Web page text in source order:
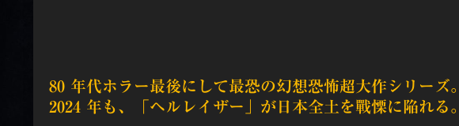
80 年代ホラー最後にして最恐の幻想恐怖超大作シリーズ。
2024 年も、「ヘルレイザー」が日本全土を戰慄に陥れる。